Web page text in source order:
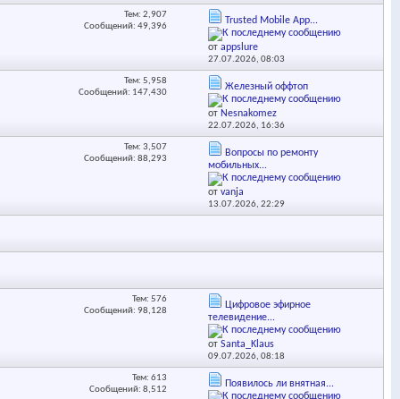
Тем: 2,907
Сообщений: 49,396
Trusted Mobile App...
отappslure
27.07.2026,08:03
Тем: 5,958
Сообщений: 147,430
Железный оффтоп
от Nesnakomez
22.07.2026, 16:36
Тем: 3,507
Сообщений: 88,293
Вопросы по ремонту
мобильных...
отvanja
13.07.2026,22:29
Тем: 576
Сообщений: 98,128
Цифровое эфирное
телевидение...
отSanta_Klaus
09.07.2026,08:18
Тем: 613
Сообщений: 8,512
Появилось ли внятная...